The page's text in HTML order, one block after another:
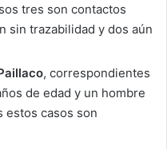
tres son contactos
sin trazabilidad y dos aún
, correspondientes
de edad y un hombre
estos casos son